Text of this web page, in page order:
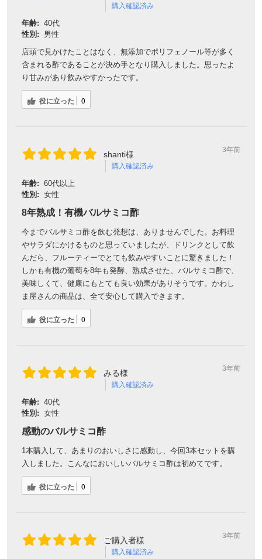
購入確認済み
年齢: 40代
性別:
男性
店頭で見かけたことはなく、無添加でポリフェノール等が多く
含まれる酢であることが決め手となり購入しました。思ったよ
り甘みがあり飲みやすかったです。
役に立った 0
shanti様
購入確認済み
3年前
年齢: 60代以上
性別: 女性
8年熟成！有機バルサミコ酢
今までバルサミコ酢を飲む発想は、ありませんでした。お料理
やサラダにかけるものと思っていましたが、ドリンクとして飲
んだら、フルーティーでとても飲みやすいことに驚きました！
しかも有機の葡萄を8年も発酵、熟成させた、バルサミコ酢で、
美味しくて、健康にもとても良い効果がありそうです。かわし
ま屋さんの商品は、全て安心して購入できます。
役に立った 0
みる様
購入確認済み
3年前
年齢: 40代
性別: 女性
感動のバルサミコ酢
1本購入して、あまりのおいしさに感動し、今回3本セットを購
入しました。こんなにおいしいバルサミコ酢は初めてです。
役に立った 0
ご購入者様
購入確認済み
3年前